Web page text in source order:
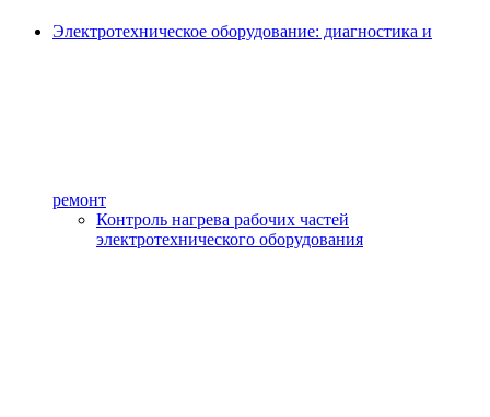
Электротехническое оборудование: диагностика и
ремонт
Контроль нагрева рабочих частей
электротехнического оборудования